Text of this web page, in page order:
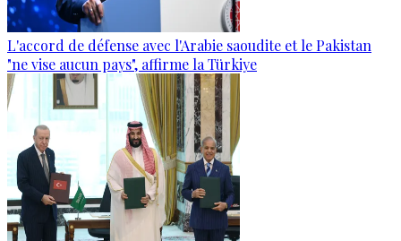
L'accord de défense avec l'Arabie saoudite et le Pakistan
"ne vise aucun pays", affirme la Türkiye